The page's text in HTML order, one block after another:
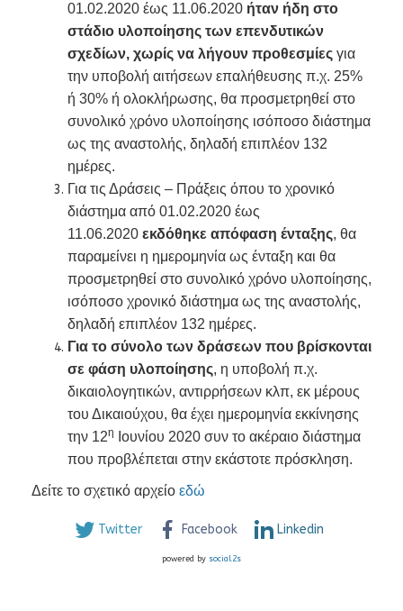
01.02.2020 έως 11.06.2020 ήταν ήδη στο
στάδιο υλοποίησης των επενδυτικών
σχεδίων, χωρίς να λήγουν προθεσμίες για
την υποβολή αιτήσεων επαλήθευσης π.χ. 25%
ή 30% ή ολοκλήρωσης, θα προσμετρηθεί στο
συνολικό χρόνο υλοποίησης ισόποσο διάστημα
ως της αναστολής, δηλαδή επιπλέον 132
ημέρες.
Για τις Δράσεις – Πράξεις όπου το χρονικό
διάστημα από 01.02.2020 έως
11.06.2020 εκδόθηκε απόφαση ένταξης, θα
παραμείνει η ημερομηνία ως ένταξη και θα
προσμετρηθεί στο συνολικό χρόνο υλοποίησης,
ισόποσο χρονικό διάστημα ως της αναστολής,
δηλαδή επιπλέον 132 ημέρες.
Για το σύνολο των δράσεων που βρίσκονται
σε φάση υλοποίησης, η υποβολή π.χ.
δικαιολογητικών, αντιρρήσεων κλπ, εκ μέρους
του Δικαιούχου, θα έχει ημερομηνία εκκίνησης
την 12η
Ιουνίου 2020 συν το ακέραιο διάστημα
που προβλέπεται στην εκάστοτε πρόσκληση.
Δείτε το σχετικό αρχείο εδώ
Twitter Facebook Linkedin
powered by social2s